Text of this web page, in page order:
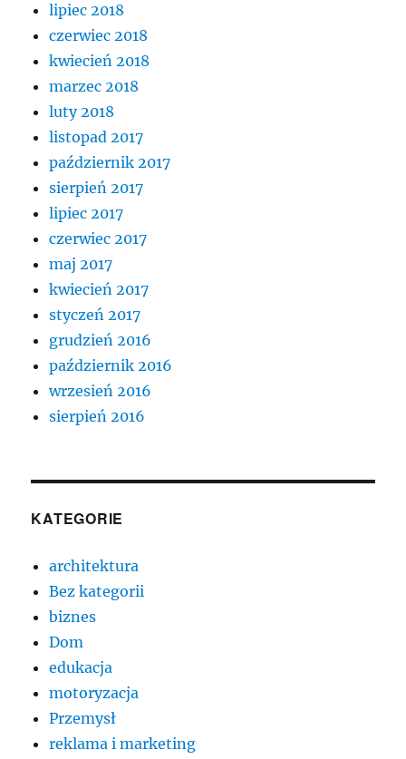
lipiec 2018
czerwiec 2018
kwiecień 2018
marzec 2018
luty 2018
listopad 2017
październik 2017
sierpień 2017
lipiec 2017
czerwiec 2017
maj 2017
kwiecień 2017
styczeń 2017
grudzień 2016
październik 2016
wrzesień 2016
sierpień 2016
KATEGORIE
architektura
Bez kategorii
biznes
Dom
edukacja
motoryzacja
Przemysł
reklama i marketing